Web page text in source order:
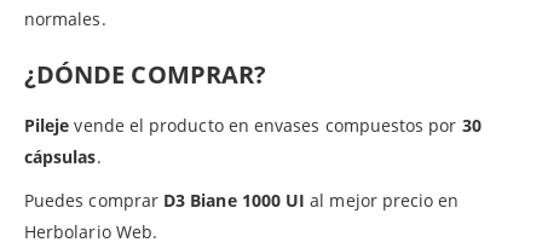
normales.
¿DÓNDE COMPRAR?
Pileje vende el producto en envases compuestos por 30
cápsulas.
Puedes comprar D3 Biane 1000 UIal mejor precio en
Herbolario Web.